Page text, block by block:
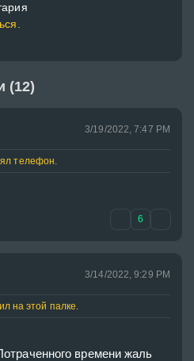
(12)
3/14/2022, 9:29 PM
на этой палке.
времени жаль
3/19/2022, 7:47 PM
телефон.
6